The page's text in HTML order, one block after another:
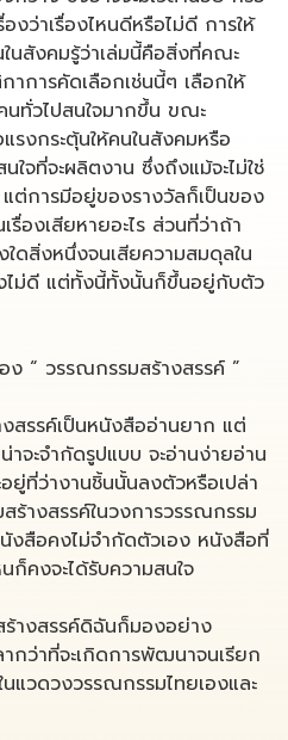
งว่าเรื่องไหนดีหรือไม่ดี การให้
ในสังคมรู้ว่าเล่มนี้คือสิ่งที่คณะ
ารคัดเลือกเช่นนี้ๆ เลือกให้
นทั่วไปสนใจมากขึ้น ขณะ
รงกระตุ้นให้คนในสังคมหรือ
ใจที่จะผลิตงาน ซึ่งถึงแม้จะไม่ใช่
ต่การมีอยู่ของรางวัลก็เป็นของ
รื่องเสียหายอะไร ส่วนที่ว่าถ้า
ดสิ่งหนึ่งจนเสียความสมดุลใน
ไม่ดี แต่ทั้งนี้ทั้งนั้นก็ขึ้นอยู่กับตัว
ง “ วรรณกรรมสร้างสรรค์ ”
สรรค์เป็นหนังสืออ่านยาก แต่
าจะจำกัดรูปแบบ จะอ่านง่ายอ่าน
ยู่ที่ว่างานชิ้นนั้นลงตัวหรือเปล่า
ร้างสรรค์ในวงการวรรณกรรม
งสือคงไม่จำกัดตัวเอง หนังสือที่
ก็คงจะได้รับความสนใจ
างสรรค์ดิฉันก็มองอย่าง
กว่าที่จะเกิดการพัฒนาจนเรียก
แวดวงวรรณกรรมไทยเองและ